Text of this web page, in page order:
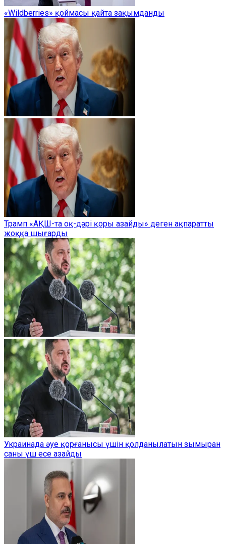
«Wildberries» қоймасы қайта зақымданды
Трамп «АҚШ-та оқ-дәрі қоры азайды» деген ақпаратты
жоққа шығарды
Украинада әуе қорғанысы үшін қолданылатын зымыран
саны үш есе азайды